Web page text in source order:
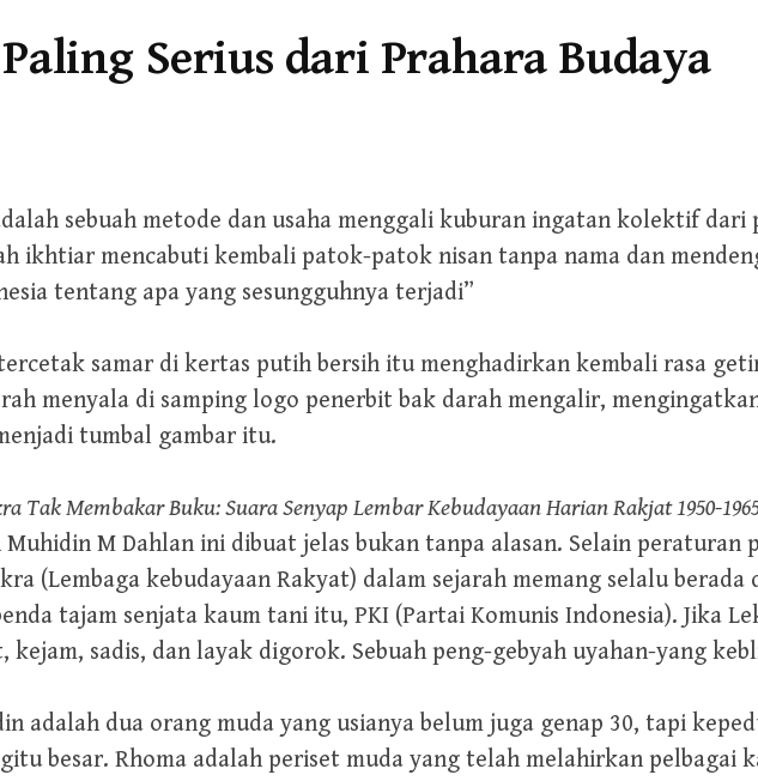
Serius dari Prahara Budaya
sebuah metode dan usaha menggali kuburan ingatan kolektif dari
ikhtiar mencabuti kembali patok-patok nisan tanpa nama dan
tentang apa yang sesungguhnya terjadi”
samar di kertas putih bersih itu menghadirkan kembali rasa
menyala di samping logo penerbit bak darah mengalir,
tumbal gambar itu.
Tak Membakar Buku: Suara Senyap Lembar Kebudayaan Harian Rakjat 1950-
M Dahlan ini dibuat jelas bukan tanpa alasan. Selain peraturan
(Lembaga kebudayaan Rakyat) dalam sejarah memang selalu
tajam senjata kaum tani itu, PKI (Partai Komunis Indonesia). Jika
kejam, sadis, dan layak digorok. Sebuah peng-gebyah uyahan-yang
adalah dua orang muda yang usianya belum juga genap 30, tapi
besar. Rhoma adalah periset muda yang telah melahirkan pelbagai